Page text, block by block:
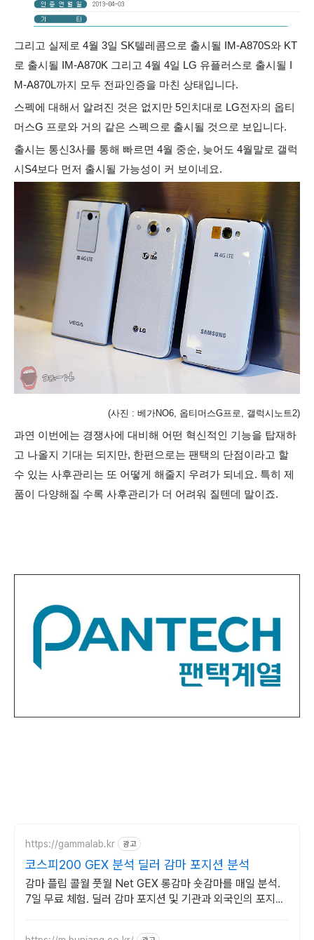
그리고 실제로 4월 3일 SK텔레콤으로 출시될 IM-A870S와 KT
로 출시될 IM-A870K 그리고 4월 4일 LG 유플러스로 출시될 I
M-A870L까지 모두 전파인증을 마친 상태입니다.
스펙에 대해서 알려진 것은 없지만 5인치대로 LG전자의 옵티
머스G 프로와 거의 같은 스펙으로 출시될 것으로 보입니다.
출시는 통신3사를 통해 빠르면 4월 중순, 늦어도 4월말로 갤럭
시S4보다 먼저 출시될 가능성이 커 보이네요.
(사진 : 베가NO6, 옵티머스G프로, 갤럭시노트2)
과연 이번에는 경쟁사에 대비해 어떤 혁신적인 기능을 탑재하
고 나올지 기대는 되지만, 한편으로는 팬택의 단점이라고 할
수 있는 사후관리는 또 어떻게 해줄지 우려가 되네요. 특히 제
품이 다양해질 수록 사후관리가 더 어려워 질텐데 말이죠.
https://gammalab.kr 광고
코스피200 GEX 분석 딜러 감마 포지션 분석
감마 플립 콜월 풋월 Net GEX 롱감마 숏감마를 매일 분석.
7일 무료 체험. 딜러 감마 포지션 및 기관과 외국인의 포지션